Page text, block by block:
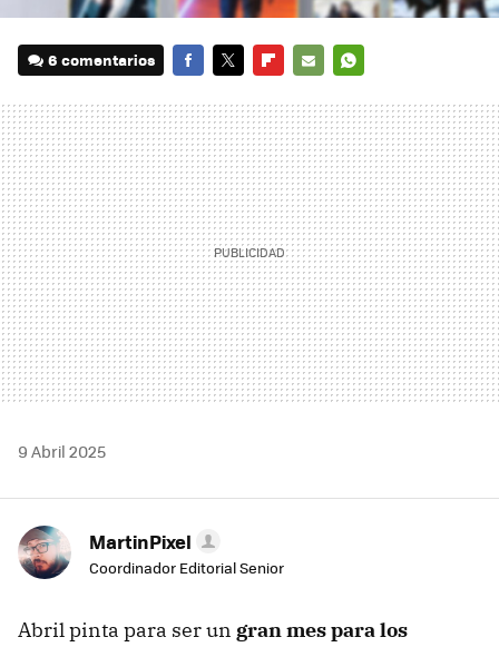
6 comentarios
MAIL
9 Abril 2025
MartinPixel
Coordinador Editorial Senior
Abril pinta para ser un gran mes para los